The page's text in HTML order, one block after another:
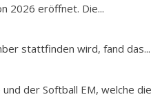
2026 eröffnet. Die...
stattfinden wird, fand das...
der Softball EM, welche die